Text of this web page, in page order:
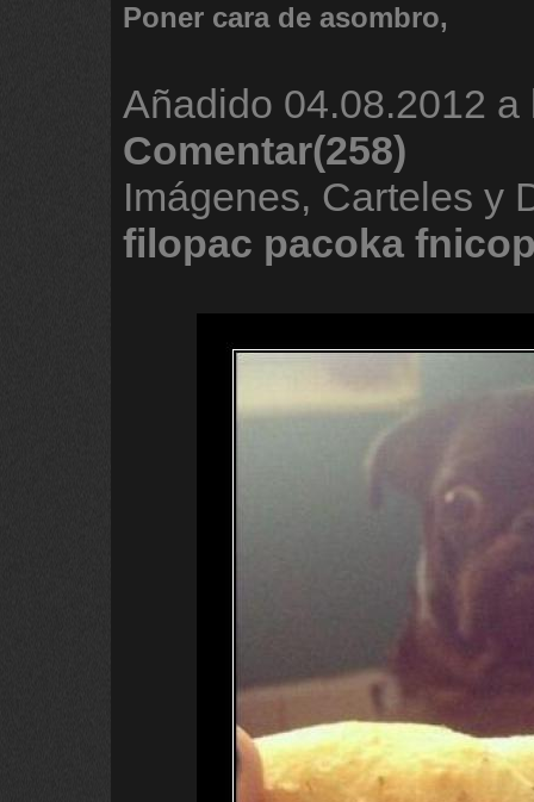
Poner cara de asombro,
Añadido 04.08.2012 a
Comentar(258)
Imágenes, Carteles y
filopac pacoka